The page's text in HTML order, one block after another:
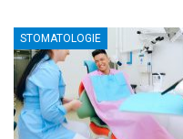
STOMATOLOGIE